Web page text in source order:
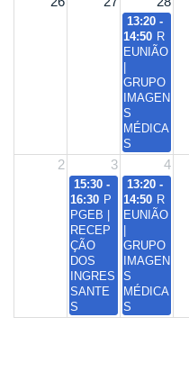
13:20 -
14:50 R
EUNIÃO
|
GRUPO
IMAGEN
S
MÉDICA
S
13:20 -
14:50 R
EUNIÃO
|
GRUPO
IMAGEN
S
MÉDICA
S
15:30 -
16:30 P
PGEB |
RECEP
ÇÃO
DOS
INGRES
SANTE
S
2 3 4